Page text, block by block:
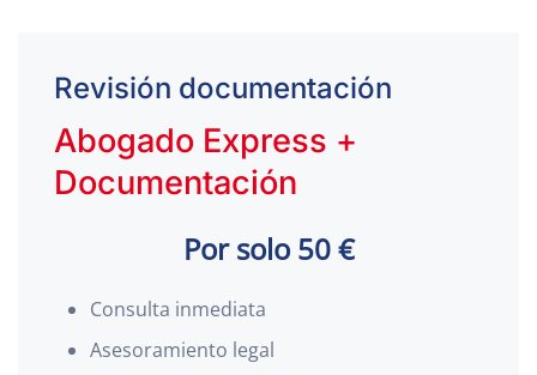
Revisión documentación
Abogado Express +
Documentación
Por solo 50 €
Consulta inmediata
Asesoramiento legal